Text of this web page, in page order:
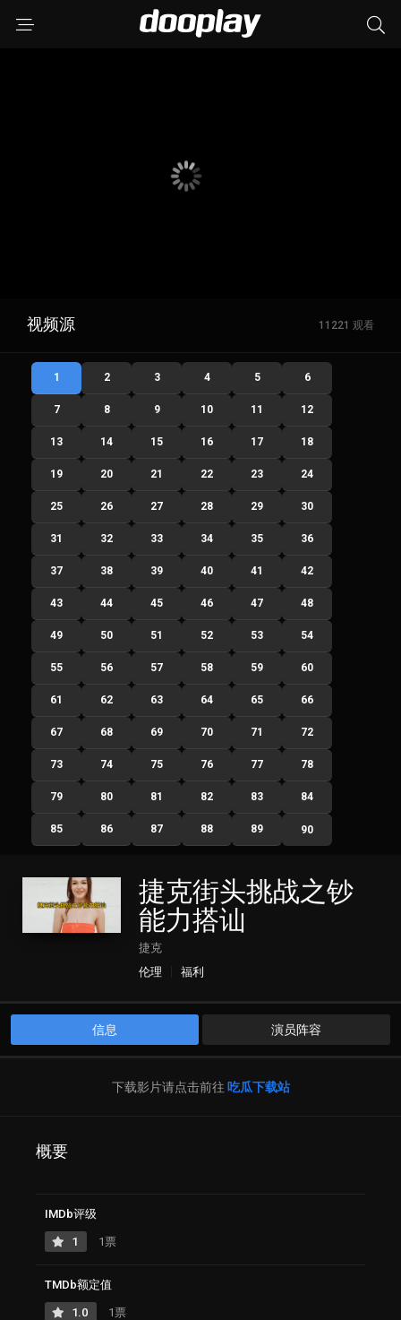
视频源 11221 观看
1 2 3 4 5 6
7 8 9 10 11 12
13 14 15 16 17 18
19 20 21 22 23 24
25 26 27 28 29 30
31 32 33 34 35 36
37 38 39 40 41 42
43 44 45 46 47 48
49 50 51 52 53 54
55 56 57 58 59 60
61 62 63 64 65 66
67 68 69 70 71 72
73 74 75 76 77 78
79 80 81 82 83 84
85 86 87 88 89 90
捷克街头挑战之钞
能力搭讪
捷克
伦理
福利
信息 演员阵容
下载影片请点击前往 吃瓜下载站
概要
IMDb评级
1 1票
TMDb额定值
1.0 1票